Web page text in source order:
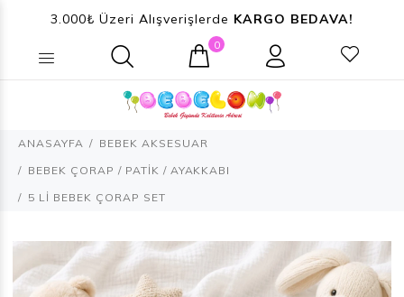
3.000₺ Üzeri Alışverişlerde KARGO BEDAVA!
Ne aramıştınız? (Ürün, Kategori ...)
0
ANASAYFA
BEBEK AKSESUAR
BEBEK ÇORAP / PATİK / AYAKKABI
5 Lİ BEBEK ÇORAP SET